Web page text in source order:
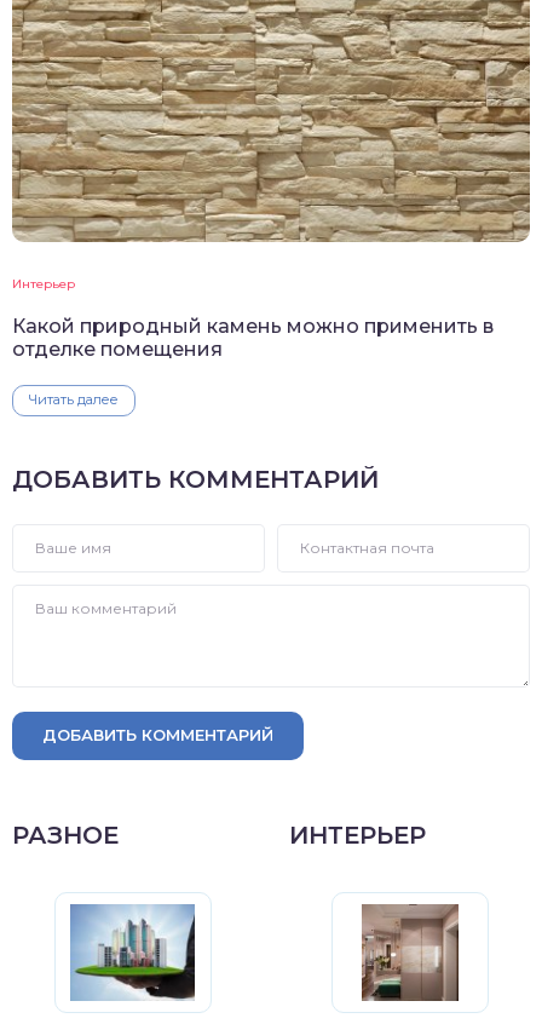
Интерьер
Какой природный камень можно применить в
отделке помещения
Читать далее
ДОБАВИТЬ КОММЕНТАРИЙ
ДОБАВИТЬ КОММЕНТАРИЙ
РАЗНОЕ ИНТЕРЬЕР